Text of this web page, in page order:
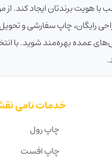
با هویت برندتان ایجاد کند.
عمده بهره‌مند شوید. با
خدمات نامی
چاپ رول
چاپ افست